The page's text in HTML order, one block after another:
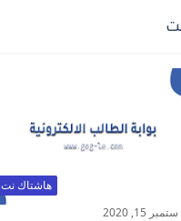
هاشتاك نت
ستمبر 15, 2020